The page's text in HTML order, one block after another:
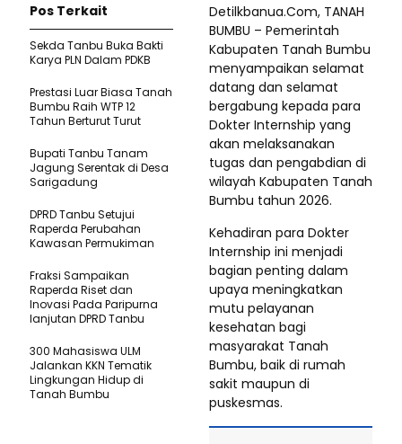
Detilkbanua.Com, TANAH
BUMBU – Pemerintah
Kabupaten Tanah Bumbu
menyampaikan selamat
datang dan selamat
bergabung kepada para
Dokter Internship yang
akan melaksanakan
tugas dan pengabdian di
wilayah Kabupaten Tanah
Bumbu tahun 2026.
Kehadiran para Dokter
Internship ini menjadi
bagian penting dalam
upaya meningkatkan
mutu pelayanan
kesehatan bagi
masyarakat Tanah
Bumbu, baik di rumah
sakit maupun di
puskesmas.
Pos Terkait
Sekda Tanbu Buka Bakti
Karya PLN Dalam PDKB
Prestasi Luar Biasa Tanah
Bumbu Raih WTP 12
Tahun Berturut Turut
Bupati Tanbu Tanam
Jagung Serentak di Desa
Sarigadung
DPRD Tanbu Setujui
Raperda Perubahan
Kawasan Permukiman
Fraksi Sampaikan
Raperda Riset dan
Inovasi Pada Paripurna
lanjutan DPRD Tanbu
300 Mahasiswa ULM
Jalankan KKN Tematik
Lingkungan Hidup di
Tanah Bumbu